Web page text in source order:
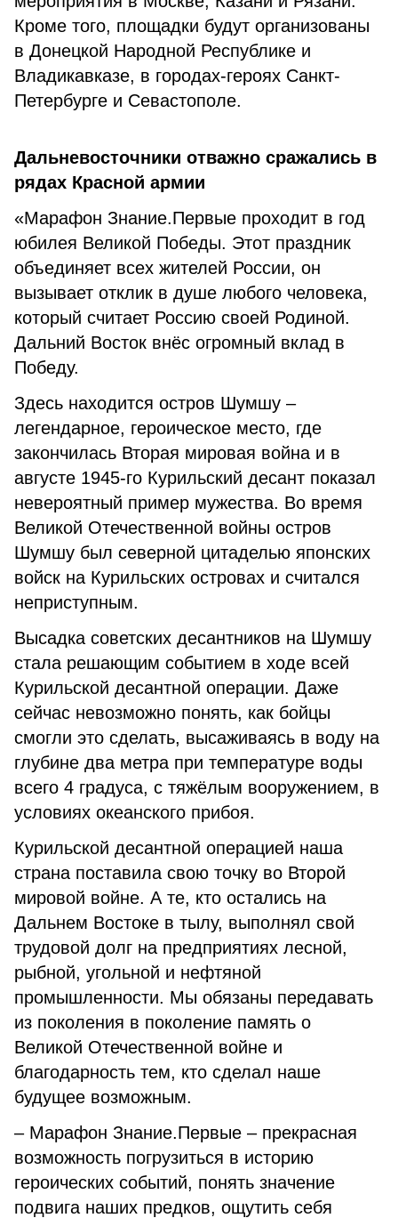
Кроме того, площадки будут организованы
в Донецкой Народной Республике и
Владикавказе, в городах-героях Санкт-
Петербурге и Севастополе.
Дальневосточники отважно сражались в
рядах Красной армии
«Марафон Знание.Первые проходит в год
юбилея Великой Победы. Этот праздник
объединяет всех жителей России, он
вызывает отклик в душе любого человека,
который считает Россию своей Родиной.
Дальний Восток внёс огромный вклад в
Победу.
Здесь находится остров Шумшу –
легендарное, героическое место, где
закончилась Вторая мировая война и в
августе 1945-го Курильский десант показал
невероятный пример мужества. Во время
Великой Отечественной войны остров
Шумшу был северной цитаделью японских
войск на Курильских островах и считался
неприступным.
Высадка советских десантников на Шумшу
стала решающим событием в ходе всей
Курильской десантной операции. Даже
сейчас невозможно понять, как бойцы
смогли это сделать, высаживаясь в воду на
глубине два метра при температуре воды
всего 4 градуса, с тяжёлым вооружением, в
условиях океанского прибоя.
Курильской десантной операцией наша
страна поставила свою точку во Второй
мировой войне. А те, кто остались на
Дальнем Востоке в тылу, выполнял свой
трудовой долг на предприятиях лесной,
рыбной, угольной и нефтяной
промышленности. Мы обязаны передавать
из поколения в поколение память о
Великой Отечественной войне и
благодарность тем, кто сделал наше
будущее возможным.
– Марафон Знание.Первые – прекрасная
возможность погрузиться в историю
героических событий, понять значение
подвига наших предков, ощутить себя